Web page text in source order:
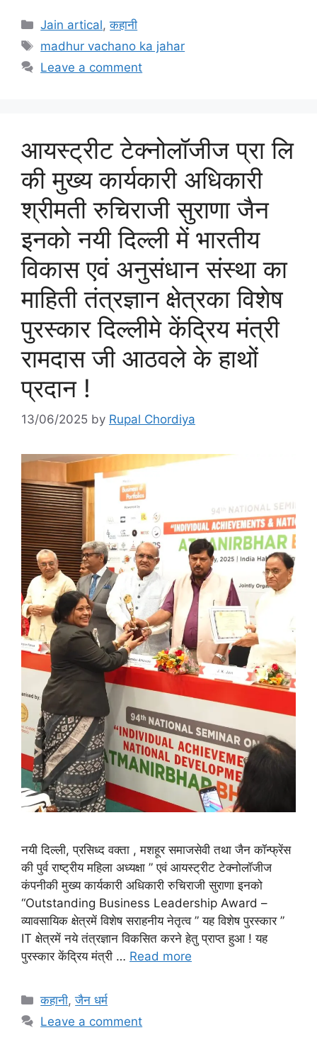
Categories
Jain artical,कहानी
Tags
madhur vachano ka jahar
Leave a comment
आयस्ट्रीट टेक्नोलॉजीज प्रा लि
की मुख्य कार्यकारी अधिकारी
श्रीमती रुचिराजी सुराणा जैन
इनको नयी दिल्ली में भारतीय
विकास एवं अनुसंधान संस्था का
माहिती तंत्रज्ञान क्षेत्रका विशेष
पुरस्कार दिल्लीमे केंद्रिय मंत्री
रामदास जी आठवले के हाथों
प्रदान !
13/06/2025 by Rupal Chordiya
नयी दिल्ली, प्रसिध्द वक्ता , मशहूर समाजसेवी तथा जैन कॉन्फ्रेंस
की पुर्व राष्ट्रीय महिला अध्यक्षा ” एवं आयस्ट्रीट टेक्नोलॉजीज
कंपनीकी मुख्य कार्यकारी अधिकारी रुचिराजी सुराणा इनको
“Outstanding Business Leadership Award –
व्यावसायिक क्षेत्रमें विशेष सराहनीय नेतृत्व ” यह विशेष पुरस्कार ”
IT क्षेत्रमें नये तंत्रज्ञान विकसित करने हेतु प्राप्त हुआ ! यह
पुरस्कार केंद्रिय मंत्री … Read more
Categories
कहानी,जैन धर्म
Leave a comment